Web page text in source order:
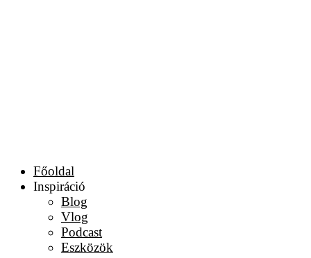
Főoldal
Inspiráció
Blog
Vlog
Podcast
Eszközök